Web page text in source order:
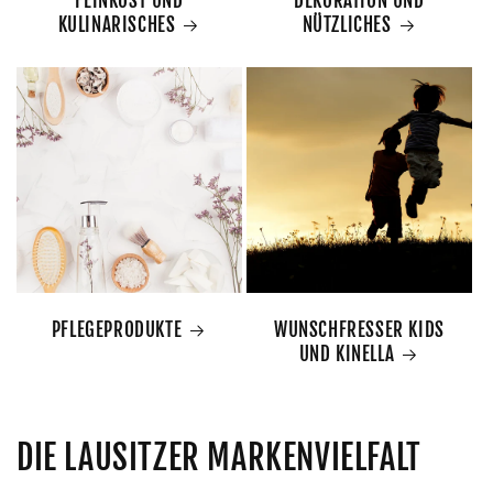
KULINARISCHES
NÜTZLICHES
PFLEGEPRODUKTE
WUNSCHFRESSER KIDS
UND KINELLA
DIE LAUSITZER MARKENVIELFALT